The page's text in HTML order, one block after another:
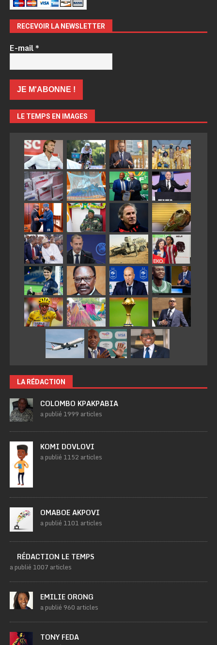
RECEVOIR LA NEWSLETTER
E-mail*
LE TEMPS EN IMAGES
LA RÉDACTION
COLOMBO KPAKPABIA
a publié 1999 articles
KOMI DOVLOVI
a publié 1152 articles
OMABOE AKPOVI
a publié 1101 articles
RÉDACTION LE TEMPS
a publié 1007 articles
EMILIE ORONG
a publié 960 articles
TONY FEDA